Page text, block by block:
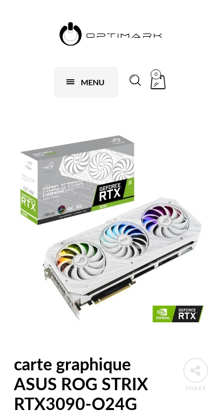
MENU
0
SHARE
carte graphique
ASUS ROG STRIX
RTX3090-O24G